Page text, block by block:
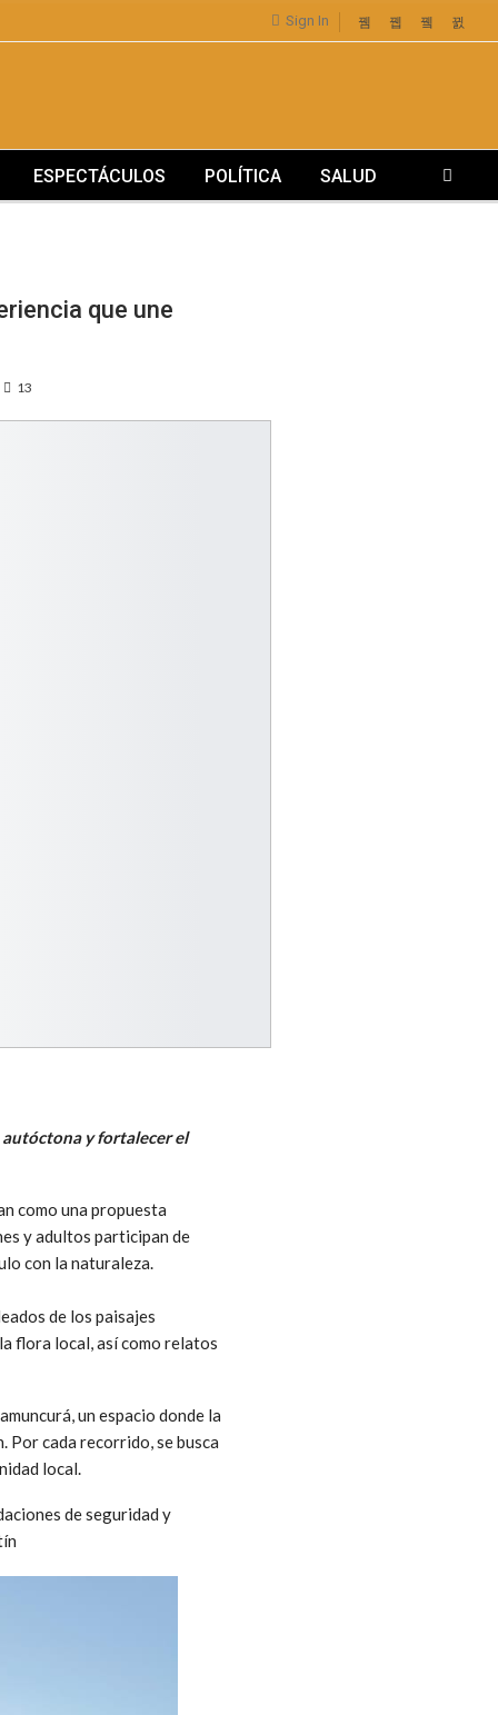
Sign In
ESPECTÁCULOS POLÍTICA SALUD
que une
13
y fortalecer el
como una propuesta
y adultos participan de
con la naturaleza.
de los paisajes
flora local, así como relatos
un espacio donde la
Por cada recorrido, se busca
local.
de seguridad y